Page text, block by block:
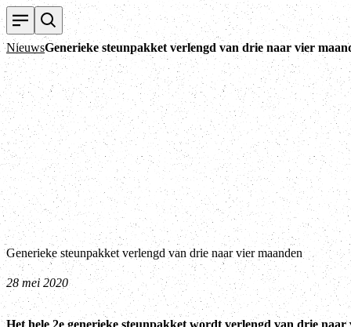
NieuwsGenerieke steunpakket verlengd van drie naar vier
Generieke steunpakket verlengd van drie naar vier maanden
28 mei 2020
Het hele 2e generieke steunpakket wordt verlengd van drie naar